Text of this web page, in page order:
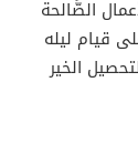
الصَّالحة
قيام ليله
الخير